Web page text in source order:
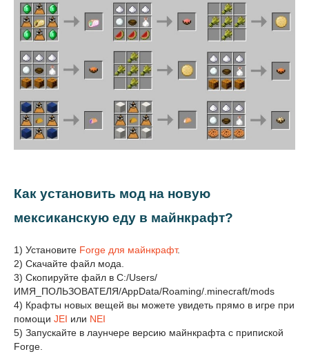
Как установить мод на новую
мексиканскую еду в майнкрафт?
1) Установите Forge для майнкрафт.
2) Скачайте файл мода.
3) Скопируйте файл в C:/Users/
ИМЯ_ПОЛЬЗОВАТЕЛЯ/AppData/Roaming/.minecraft/mods
4) Крафты новых вещей вы можете увидеть прямо в игре при
помощи JEI или NEI
5) Запускайте в лаунчере версию майнкрафта с припиской
Forge.